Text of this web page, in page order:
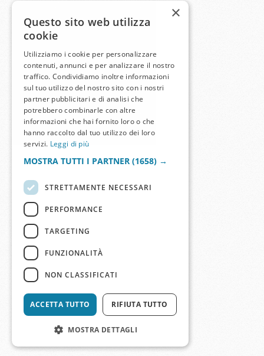
×
Questo sito web utilizza
cookie
Utilizziamo i cookie per personalizzare
contenuti, annunci e per analizzare il nostro
traffico. Condividiamo inoltre informazioni
sul tuo utilizzo del nostro sito con i nostri
partner pubblicitari e di analisi che
potrebbero combinarle con altre
informazioni che hai fornito loro o che
hanno raccolto dal tuo utilizzo dei loro
servizi. Leggi di più
MOSTRA TUTTI I PARTNER (1658) →
STRETTAMENTE NECESSARI
PERFORMANCE
TARGETING
FUNZIONALITÀ
NON CLASSIFICATI
ACCETTA TUTTO RIFIUTA TUTTO
MOSTRA DETTAGLI